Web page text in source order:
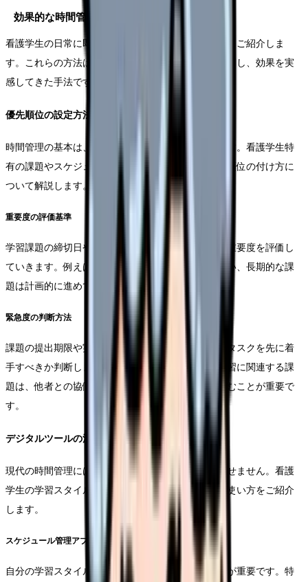
効果的な時間管理の実践方法
看護学生の日常に即した、実践的な時間管理の方法をご紹介しま
す。これらの方法は、多くの先輩看護師が実際に活用し、効果を実
感してきた手法です。
優先順位の設定方法
時間管理の基本は、タスクの優先順位付けにあります。看護学生特
有の課題やスケジュールを考慮した、効果的な優先順位の付け方に
ついて解説します。
重要度の評価基準
学習課題の締切日や実習の予定を基準に、タスクの重要度を評価し
ていきます。例えば、翌日の実習準備は最優先で行い、長期的な課
題は計画的に進めていくといった具合です。
緊急度の判断方法
課題の提出期限や実習スケジュールを考慮し、どのタスクを先に着
手すべきか判断します。特に、グループワークや実習に関連する課
題は、他者との協働が必要なため、優先的に取り組むことが重要で
す。
デジタルツールの活用方法
現代の時間管理には、デジタルツールの活用が欠かせません。看護
学生の学習スタイルに合わせた、効果的なツールの使い方をご紹介
します。
スケジュール管理アプリの選び方
自分の学習スタイルに合ったアプリを選択することが重要です。特